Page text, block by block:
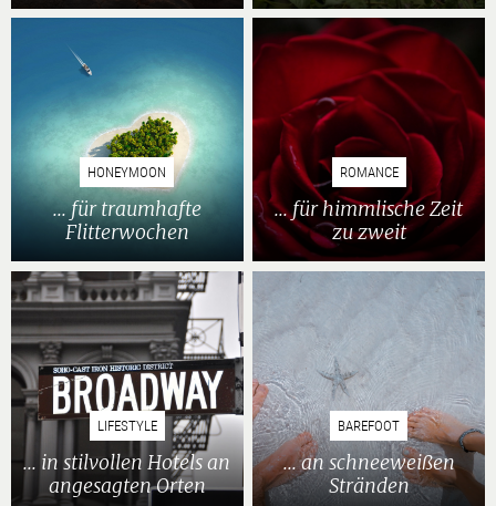
HONEYMOON
... für traumhafte
Flitterwochen
ROMANCE
... für himmlische Zeit
zu zweit
LIFESTYLE
... in stilvollen Hotels an
angesagten Orten
BAREFOOT
... an schneeweißen
Stränden